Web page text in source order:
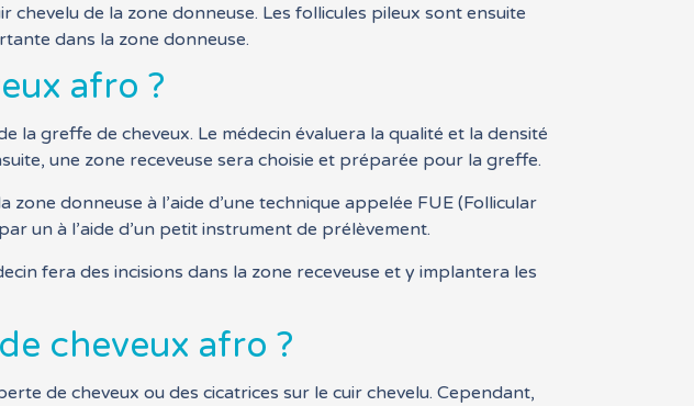
chevelu de la zone donneuse. Les follicules pileux sont ensuite
dans la zone donneuse.
afro ?
la greffe de cheveux. Le médecin évaluera la qualité et la densité
une zone receveuse sera choisie et préparée pour la greffe.
donneuse à l’aide d’une technique appelée FUE (Follicular
un à l’aide d’un petit instrument de prélèvement.
fera des incisions dans la zone receveuse et y implantera les
cheveux afro ?
de cheveux ou des cicatrices sur le cuir chevelu. Cependant,